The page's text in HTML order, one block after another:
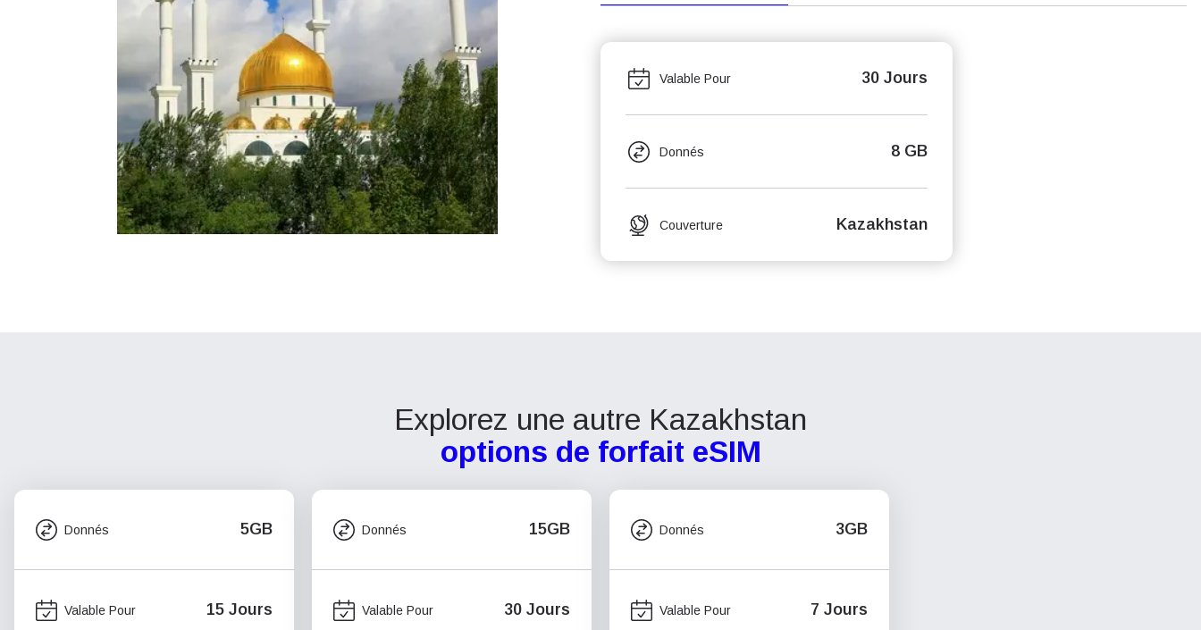
Valable Pour 30 Jours
Donnés 8 GB
Couverture Kazakhstan
Explorez une autre Kazakhstan
options de forfait eSIM
Donnés 5GB
Valable Pour 15 Jours
Donnés 15GB
Valable Pour 30 Jours
Donnés 3GB
Valable Pour 7 Jours